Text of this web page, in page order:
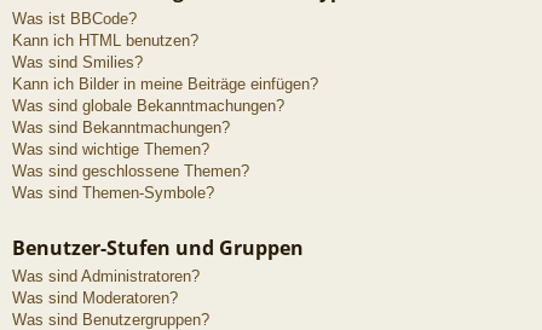
Was ist BBCode?
Kann ich HTML benutzen?
Was sind Smilies?
Kann ich Bilder in meine Beiträge einfügen?
Was sind globale Bekanntmachungen?
Was sind Bekanntmachungen?
Was sind wichtige Themen?
Was sind geschlossene Themen?
Was sind Themen-Symbole?
Benutzer-Stufen und Gruppen
Was sind Administratoren?
Was sind Moderatoren?
Was sind Benutzergruppen?